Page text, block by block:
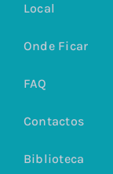
Local
Onde Ficar
FAQ
Contactos
Biblioteca